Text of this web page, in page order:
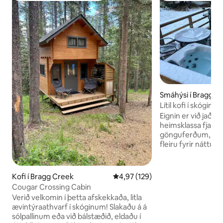
Kofi í Bragg Creek 4,97 af 5 í meðaleinkunn, 129
4,97 (129)
Cougar Crossing Cabin
Verið velkomin í þetta afskekkaða, litla
ævintýraathvarf í skóginum! Slakaðu á á
sólpallinum eða við bálstæðið, eldaðu í
Smáhýsi í Bragg
Lítil kofi í
pottur.
Eignin er við
heimsklassa
gönguferðum,
fleiru fyrir